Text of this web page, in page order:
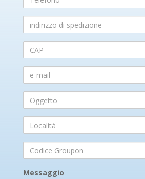
indirizzo
di
spedizione
CAP
mail
Oggetto
Località
Codice
Groupon
Messaggio